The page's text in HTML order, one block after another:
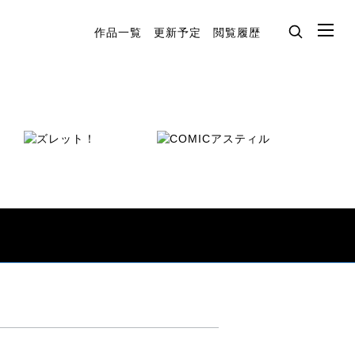
作品一覧 更新予定 閲覧履歴